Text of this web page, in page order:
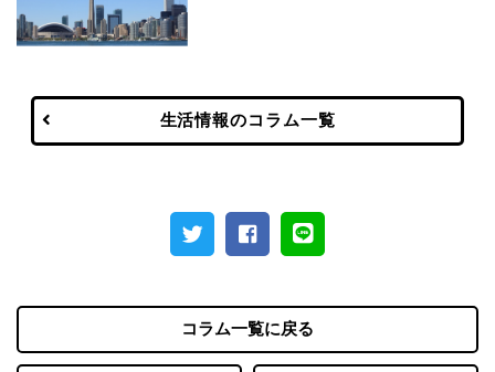
生活情報のコラム一覧
コラム一覧に戻る